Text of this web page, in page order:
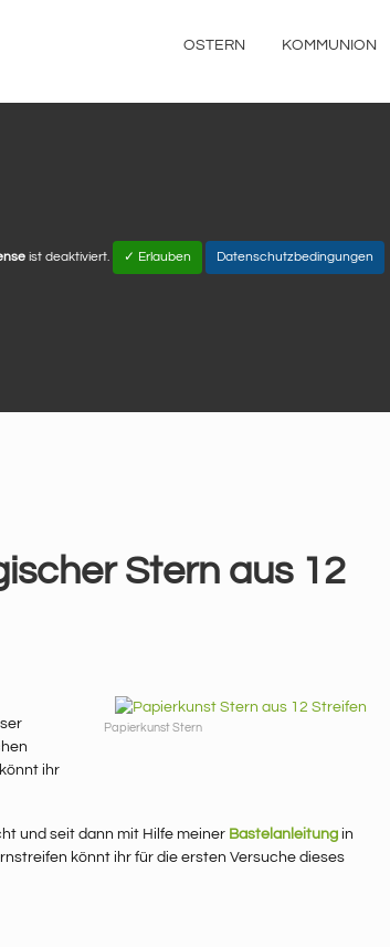
OSTERN KOMMUNION
ist deaktiviert. ✓ Erlauben Datenschutzbedingungen
Stern aus 12
Papierkunst Stern
ihr
und seit dann mit Hilfe meiner Bastelanleitung in
könnt ihr für die ersten Versuche dieses